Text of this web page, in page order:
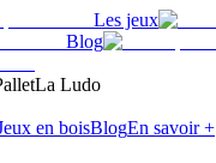
Les jeux
Blog
La Ludo
en boisBlogEn savoir +